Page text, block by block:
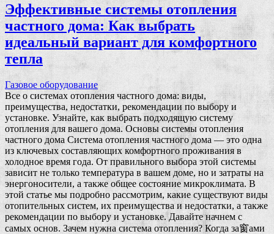
Эффективные системы отопления
частного дома: Как выбрать
идеальный вариант для комфортного
тепла
Газовое оборудование
Все о системах отопления частного дома: виды,
преимущества, недостатки, рекомендации по выбору и
установке. Узнайте, как выбрать подходящую систему
отопления для вашего дома. Основы системы отопления
частного дома Система отопления частного дома — это одна
из ключевых составляющих комфортного проживания в
холодное время года. От правильного выбора этой системы
зависит не только температура в вашем доме, но и затраты на
энергоносители, а также общее состояние микроклимата. В
этой статье мы подробно рассмотрим, какие существуют виды
отопительных систем, их преимущества и недостатки, а также
рекомендации по выбору и установке. Давайте начнем с
самых основ. Зачем нужна система отопления? Когда за窗ами